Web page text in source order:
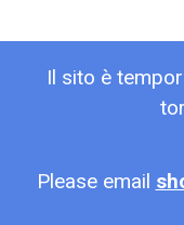
Il sito è
Please email